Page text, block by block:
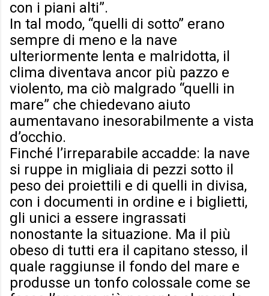
con i piani alti”.
In tal modo, “quelli di sotto” erano
sempre di meno e la nave
ulteriormente lenta e malridotta, il
clima diventava ancor più pazzo e
violento, ma ciò malgrado “quelli in
mare” che chiedevano aiuto
aumentavano inesorabilmente a vista
d’occhio.
Finché l’irreparabile accadde: la nave
si ruppe in migliaia di pezzi sotto il
peso dei proiettili e di quelli in divisa,
con i documenti in ordine e i biglietti,
gli unici a essere ingrassati
nonostante la situazione. Ma il più
obeso di tutti era il capitano stesso, il
quale raggiunse il fondo del mare e
produsse un tonfo colossale come se